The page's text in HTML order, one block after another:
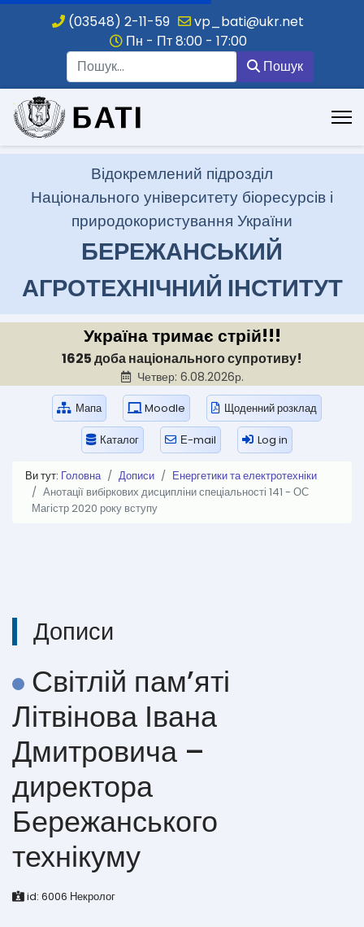
(03548) 2-11-59
vp_bati@ukr.net
Пн - Пт 8:00 - 17:00
Пошук
.
Відокремлений підрозділ
Національного університету біоресурсів і
природокористування України
БЕРЕЖАНСЬКИЙ
АГРОТЕХНІЧНИЙ ІНСТИТУТ
Україна тримає стрій!!!
1625 доба національного супротиву!
Четвер: 6.08.2026р.
Мапа Moodle Щоденний розклад
Каталог Е-mail Log in
Ви тут: Головна Дописи
Енергетики та електротехніки
Анотації вибіркових дисципліни спеціальності 141 - ОС
Магістр 2020 року вступу
Дописи
Світлій пам’яті
Літвінова Івана
Дмитровича –
директора
Бережанського
технікуму
id: 6006 Некролог